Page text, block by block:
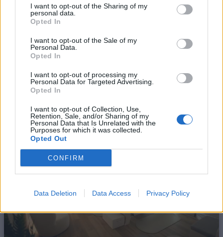
I want to opt-out of the Sharing of my
personal data.
Opted In
I want to opt-out of the Sale of my
Personal Data.
Opted In
I want to opt-out of processing my
Personal Data for Targeted Advertising.
Opted In
I want to opt-out of Collection, Use,
Retention, Sale, and/or Sharing of my
Personal Data that Is Unrelated with the
Purposes for which it was collected.
Opted Out
CONFIRM
Data Deletion Data Access Privacy Policy
PILATES A STRESSZ NEGATÍV HATÁSAI ELLEN
Egy jól feléíptett Pilates óra után megkönnyebbül a
bővebben